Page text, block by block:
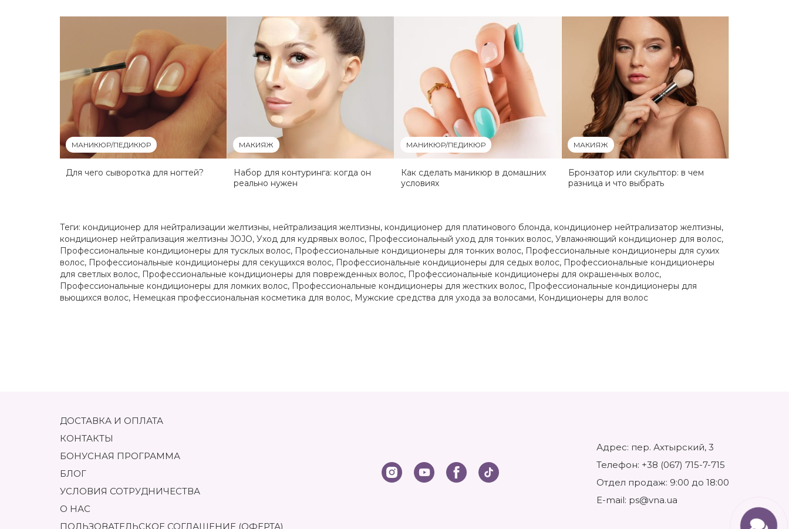
МАНИКЮР/ПЕДИКЮР
Для чего сыворотка для ногтей?
МАКИЯЖ
Набор для контуринга: когда он
реально нужен
МАНИКЮР/ПЕДИКЮР
Как сделать маникюр в домашних
условиях
МАКИЯЖ
Бронзатор или скульптор: в чем
разница и что выбрать
Теги: кондиционер для нейтрализации желтизны, нейтрализация желтизны, кондиционер для платинового блонда, кондиционер нейтрализатор желтизны,
кондиционер нейтрализация желтизны JOJO, Уход для кудрявых волос, Профессиональный уход для тонких волос, Увлажняющий кондиционер для волос,
Профессиональные кондиционеры для тусклых волос, Профессиональные кондиционеры для тонких волос, Профессиональные кондиционеры для сухих
волос, Профессиональные кондиционеры для секущихся волос, Профессиональные кондиционеры для седых волос, Профессиональные кондиционеры
для светлых волос, Профессиональные кондиционеры для поврежденных волос, Профессиональные кондиционеры для окрашенных волос,
Профессиональные кондиционеры для ломких волос, Профессиональные кондиционеры для жестких волос, Профессиональные кондиционеры для
вьющихся волос, Немецкая профессиональная косметика для волос, Мужские средства для ухода за волосами, Кондиционеры для волос
ДОСТАВКА И ОПЛАТА
КОНТАКТЫ
БОНУСНАЯ ПРОГРАММА
БЛОГ
УСЛОВИЯ СОТРУДНИЧЕСТВА
О НАС
ПОЛЬЗОВАТЕЛЬСКОЕ СОГЛАШЕНИЕ (ОФЕРТА)
Адрес: пер. Ахтырский, 3
Телефон: +38 (067) 715-7-715
Отдел продаж: 9:00 до 18:00
E-mail: ps@vna.ua